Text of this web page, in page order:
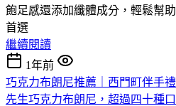
飽足感還添加纖體成分，輕鬆幫
首選
繼續閱讀
1年前
巧克力布朗尼推薦｜西門町伴手
先生巧克力布朗尼，超過四十種